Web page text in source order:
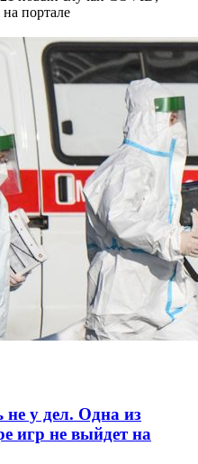
портале
у дел. Одна из
игр не выйдет на